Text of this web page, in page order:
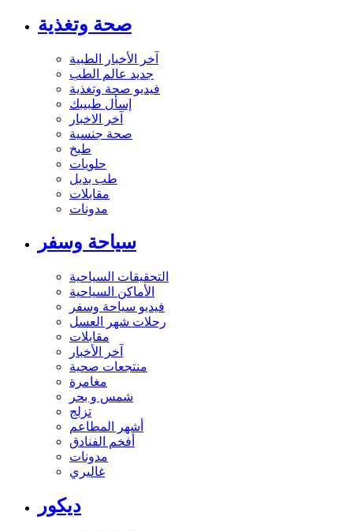
صحة وتغذية
آخر الأخبار الطبية
جديد عالم الطب
فيديو صحة وتغذية
إسأل طبيبك
آخر الاخبار
صحة جنسية
طبخ
حلويات
طب بديل
مقابلات
مدونات
سياحة وسفر
التحقيقات السياحية
الأماكن السياحية
فيديو سياحة وسفر
رحلات شهر العسل
مقابلات
آخر الأخبار
منتجعات صحية
مغامرة
شمس و بحر
تزلج
أشهر المطاعم
أفخم الفنادق
مدونات
غاليري
ديكور